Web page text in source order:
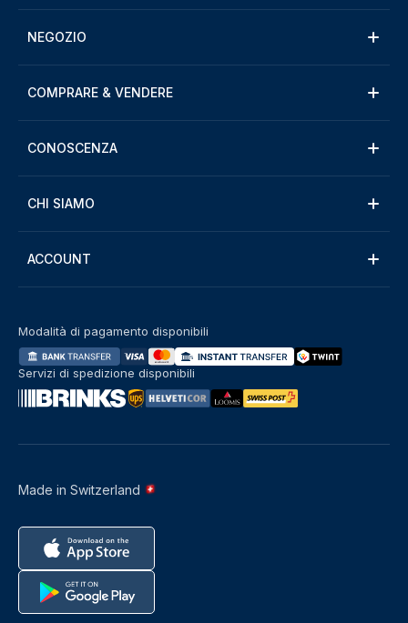
NEGOZIO
COMPRARE & VENDERE
CONOSCENZA
CHI SIAMO
ACCOUNT
Made in Switzerland
Modalità di pagamento disponibili
Servizi di spedizione disponibili